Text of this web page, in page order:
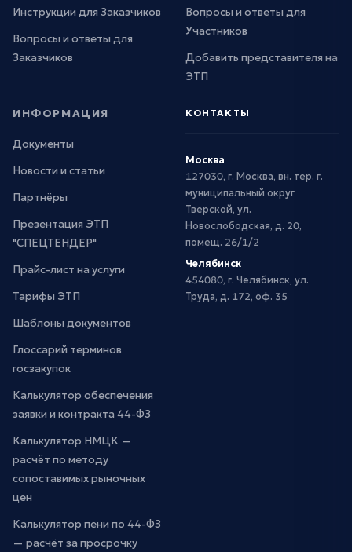
Инструкции для Заказчиков
Вопросы и ответы для
Заказчиков
Вопросы и ответы для
Участников
Добавить представителя на
ЭТП
ИНФОРМАЦИЯ
Документы
Новости и статьи
Партнёры
Презентация ЭТП
"СПЕЦТЕНДЕР"
Прайс-лист на услуги
Тарифы ЭТП
Шаблоны документов
Глоссарий терминов
госзакупок
Калькулятор обеспечения
заявки и контракта 44-ФЗ
Калькулятор НМЦК —
расчёт по методу
сопоставимых рыночных
цен
Калькулятор пени по 44-ФЗ
— расчёт за просрочку
КОНТАКТЫ
Москва
127030, г. Москва, вн. тер. г.
муниципальный округ
Тверской, ул.
Новослободская, д. 20,
помещ. 26/1/2
Челябинск
454080, г. Челябинск, ул.
Труда, д. 172, оф. 35